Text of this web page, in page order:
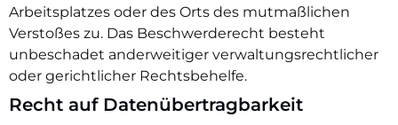
Arbeitsplatzes oder des Orts des mutmaßlichen
Verstoßes zu. Das Beschwerderecht besteht
unbeschadet anderweitiger verwaltungsrechtlicher
oder gerichtlicher Rechtsbehelfe.
Recht auf Daten­übertrag­barkeit